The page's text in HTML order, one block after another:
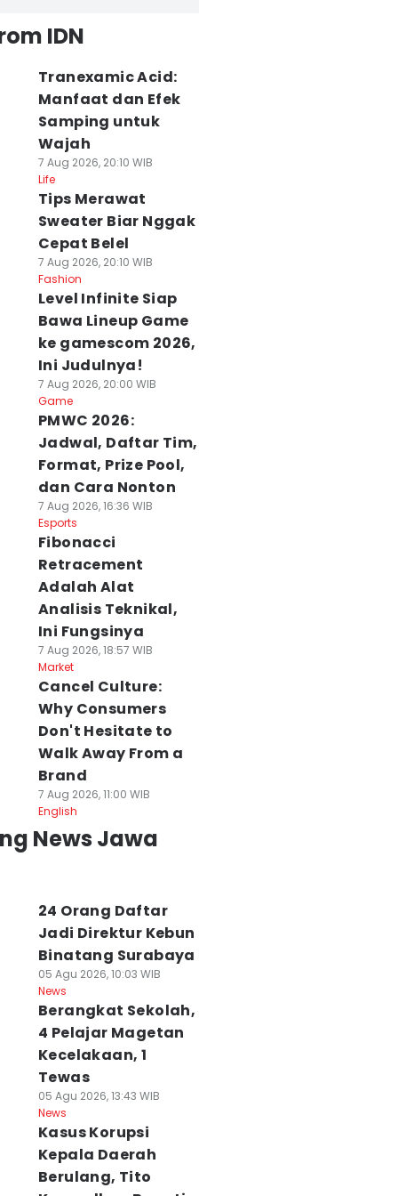
Buka
Baznas
Cek
Agu 2026, 15:35 WIB
Pengacara Cak
Sholeh Berpulang,
Aktivis Ojol:
Banyak Bantu
News
IDN
Tranexamic Acid:
Manfaat dan Efek
Samping untuk
Wajah
7 Aug 2026, 20:10 WIB
Life
Tips Merawat
Sweater Biar Nggak
Cepat Belel
7 Aug 2026, 20:10 WIB
Fashion
Level Infinite Siap
Bawa Lineup Game
ke gamescom 2026,
Ini Judulnya!
7 Aug 2026, 20:00 WIB
Game
PMWC 2026:
Jadwal, Daftar Tim,
Format, Prize Pool,
dan Cara Nonton
7 Aug 2026, 16:36 WIB
Esports
Fibonacci
Retracement
Adalah Alat
Analisis Teknikal,
Ini Fungsinya
7 Aug 2026, 18:57 WIB
Market
Cancel Culture:
Why Consumers
Don't Hesitate to
Walk Away From a
Brand
7 Aug 2026, 11:00 WIB
English
News Jawa
24 Orang Daftar
Jadi Direktur Kebun
Binatang Surabaya
05 Agu 2026, 10:03 WIB
News
Berangkat Sekolah,
4 Pelajar Magetan
Kecelakaan, 1
Tewas
05 Agu 2026, 13:43 WIB
News
Kasus Korupsi
Kepala Daerah
Berulang, Tito